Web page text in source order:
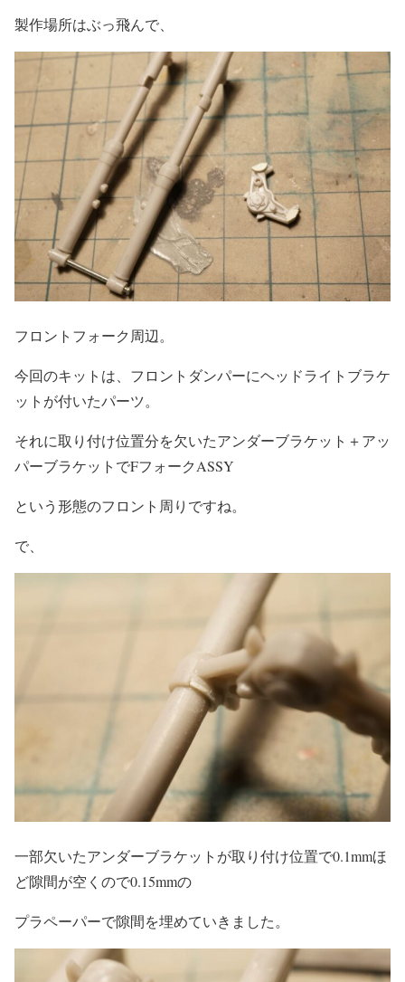
製作場所はぶっ飛んで、
フロントフォーク周辺。
今回のキットは、フロントダンパーにヘッドライトブラケ
ットが付いたパーツ。
それに取り付け位置分を欠いたアンダーブラケット＋アッ
パーブラケットでFフォークASSY
という形態のフロント周りですね。
で、
一部欠いたアンダーブラケットが取り付け位置で0.1mmほ
ど隙間が空くので0.15mmの
プラペーパーで隙間を埋めていきました。